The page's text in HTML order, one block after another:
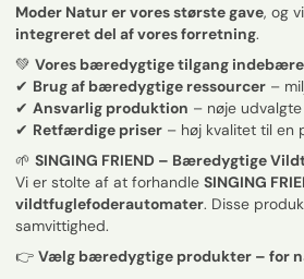
Moder Natur er vores største gave, og
integreret del af vores forretning.
💚 Vores bæredygtige tilgang
✔ Brug af bæredygtige ressourcer –
✔ Ansvarlig produktion – nøje
✔ Retfærdige priser – høj kvalitet til en
🌱 SINGING FRIEND – Bæredygtige
Vi er stolte af at forhandle SINGING
vildtfuglefoderautomater. Disse
samvittighed.
👉 Vælg bæredygtige produkter – for